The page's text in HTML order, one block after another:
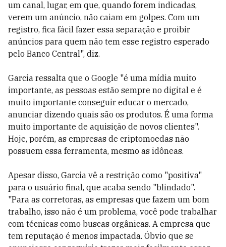
um canal, lugar, em que, quando forem indicadas,
verem um anúncio, não caiam em golpes. Com um
registro, fica fácil fazer essa separação e proibir
anúncios para quem não tem esse registro esperado
pelo Banco Central", diz.
Garcia ressalta que o Google "é uma mídia muito
importante, as pessoas estão sempre no digital e é
muito importante conseguir educar o mercado,
anunciar dizendo quais são os produtos. É uma forma
muito importante de aquisição de novos clientes".
Hoje, porém, as empresas de criptomoedas não
possuem essa ferramenta, mesmo as idôneas.
Apesar disso, Garcia vê a restrição como "positiva"
para o usuário final, que acaba sendo "blindado".
"Para as corretoras, as empresas que fazem um bom
trabalho, isso não é um problema, você pode trabalhar
com técnicas como buscas orgânicas. A empresa que
tem reputação é menos impactada. Óbvio que se